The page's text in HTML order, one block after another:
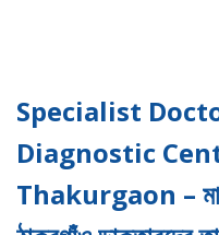
Specialist
Diagnostic
Thakurgaon – মায়া